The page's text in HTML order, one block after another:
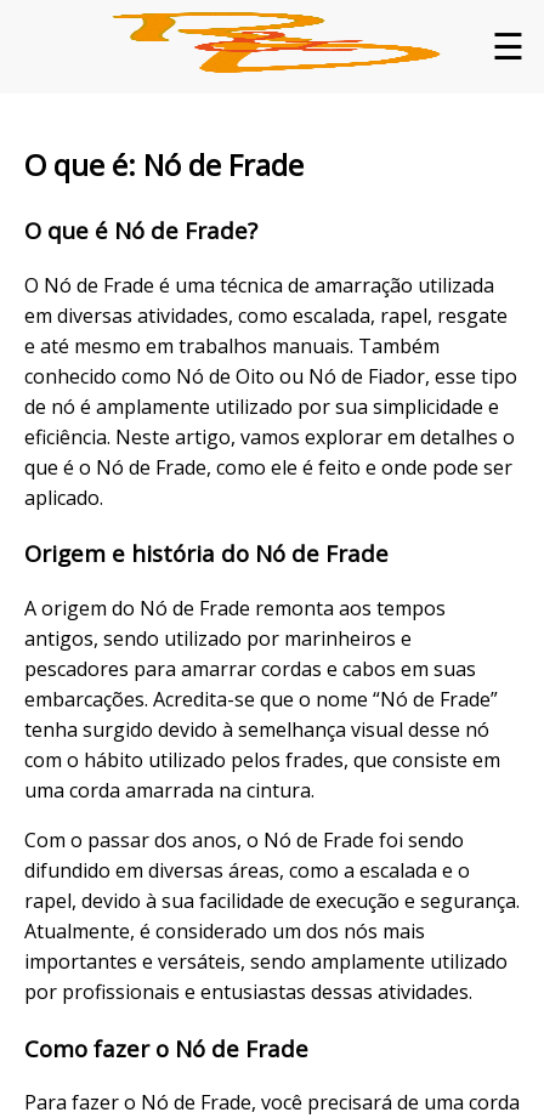
☰
O que é: Nó de Frade
O que é Nó de Frade?
O Nó de Frade é uma técnica de amarração utilizada
em diversas atividades, como escalada, rapel, resgate
e até mesmo em trabalhos manuais. Também
conhecido como Nó de Oito ou Nó de Fiador, esse tipo
de nó é amplamente utilizado por sua simplicidade e
eficiência. Neste artigo, vamos explorar em detalhes o
que é o Nó de Frade, como ele é feito e onde pode ser
aplicado.
Origem e história do Nó de Frade
A origem do Nó de Frade remonta aos tempos
antigos, sendo utilizado por marinheiros e
pescadores para amarrar cordas e cabos em suas
embarcações. Acredita-se que o nome “Nó de Frade”
tenha surgido devido à semelhança visual desse nó
com o hábito utilizado pelos frades, que consiste em
uma corda amarrada na cintura.
Com o passar dos anos, o Nó de Frade foi sendo
difundido em diversas áreas, como a escalada e o
rapel, devido à sua facilidade de execução e segurança.
Atualmente, é considerado um dos nós mais
importantes e versáteis, sendo amplamente utilizado
por profissionais e entusiastas dessas atividades.
Como fazer o Nó de Frade
Para fazer o Nó de Frade, você precisará de uma corda